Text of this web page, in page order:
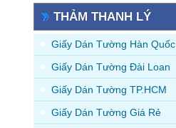
THẢM THANH LÝ
Giấy Dán Tường Hàn Quốc
Giấy Dán Tường Đài Loan
Giấy Dán Tường TP.HCM
Giấy Dán Tường Giá Rẻ